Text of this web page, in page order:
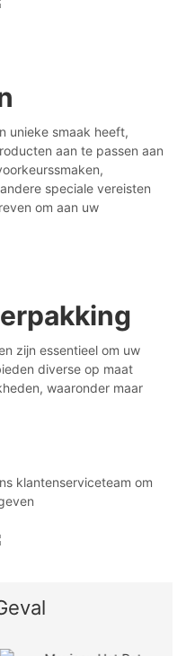
unieke smaak heeft,
aan te passen aan
speciale vereisten
om aan uw
zijn essentieel om uw
diverse op maat
waaronder maar
klantenserviceteam om